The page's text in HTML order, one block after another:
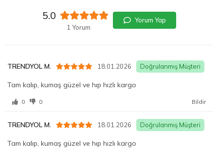
5.0
1 Yorum
Yorum Yap
TRENDYOL M. 18.01.2026 Doğrulanmış Müşteri
Tam kalıp, kumaş güzel ve hıp hızlı kargo
0 0 Bildir
TRENDYOL M. 18.01.2026 Doğrulanmış Müşteri
Tam kalıp, kumaş güzel ve hıp hızlı kargo